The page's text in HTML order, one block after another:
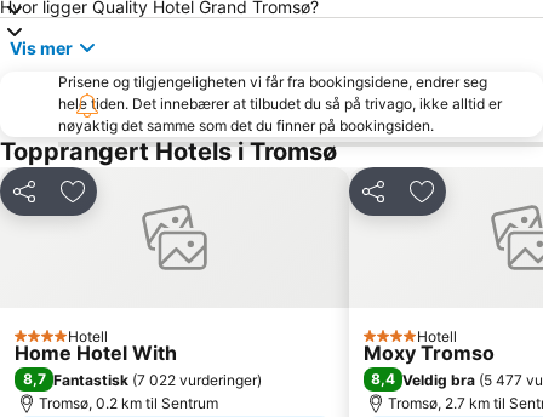
Hvor ligger Quality Hotel Grand Tromsø?
Vis mer
Prisene og tilgjengeligheten vi får fra bookingsidene, endrer seg
hele tiden. Det innebærer at tilbudet du så på trivago, ikke alltid er
nøyaktig det samme som det du finner på bookingsiden.
Topprangert Hotels i Tromsø
Del Legg til i favoritter
4 Stjerner
Hotell
Home Hotel With
8,7 Fantastisk (7 022 vurderinger)
Tromsø, 0.2 km til Sentrum
Del Legg til i
4 Stjerner
Hotell
Moxy Tromso
8,4 Veldig bra (5 477
Tromsø, 2.7 km til